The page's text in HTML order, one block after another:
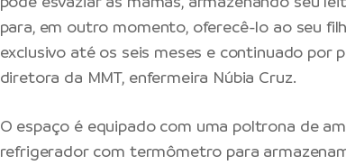
para, em outro momento, oferecê-lo ao seu
exclusivo até os seis meses e continuado por
diretora da MMT, enfermeira Núbia Cruz.
O espaço é equipado com uma poltrona de
refrigerador com termômetro para